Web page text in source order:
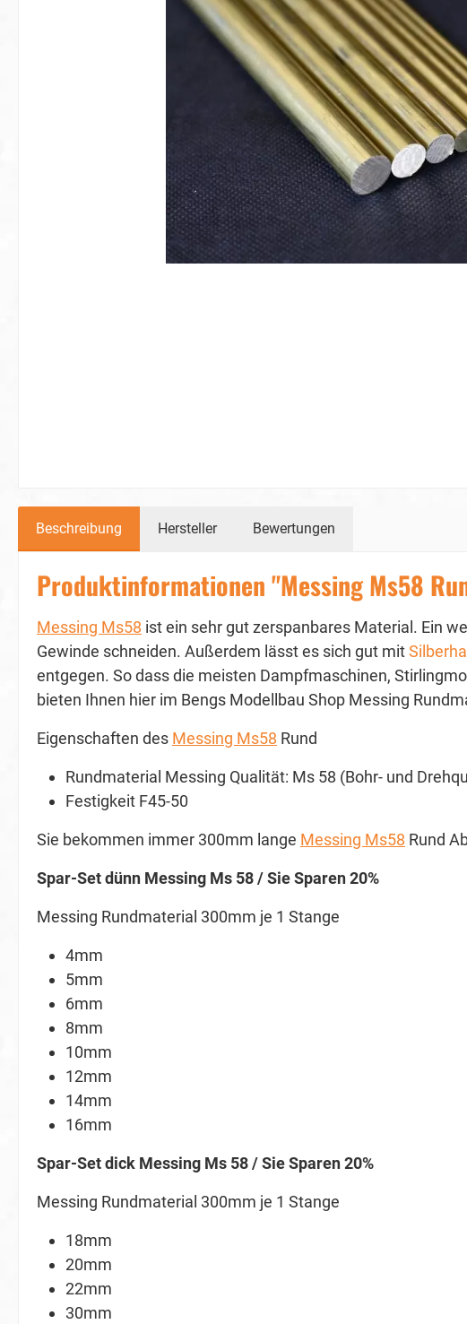
Beschreibung Hersteller Bewertungen
Produktinformationen "Messing Ms58
Messing Ms58 ist ein sehr gut zerspanbares Material. Ein
Gewinde schneiden. Außerdem lässt es sich gut mit
entgegen. So dass die meisten Dampfmaschinen,
bieten Ihnen hier im Bengs Modellbau Shop Messing
Eigenschaften des Messing Ms58 Rund
Rundmaterial Messing Qualität: Ms 58 (Bohr- und
Festigkeit F45-50
Sie bekommen immer 300mm lange Messing Ms58 Rund
Spar-Set dünn Messing Ms 58 / Sie Sparen 20%
Messing Rundmaterial 300mm je 1 Stange
4mm
5mm
6mm
8mm
10mm
12mm
14mm
16mm
Spar-Set dick Messing Ms 58 / Sie Sparen 20%
Messing Rundmaterial 300mm je 1 Stange
18mm
20mm
22mm
30mm